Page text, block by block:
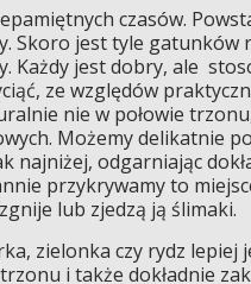
czasów.
Skoro jest tyle
Każdy jest dobry, ale
ze względów
nie w połowie
Możemy delikatnie
najniżej, odgarniając
przykrywamy to
lub zjedzą ją ślimaki.
zielonka czy rydz lepiej
i także dokładnie